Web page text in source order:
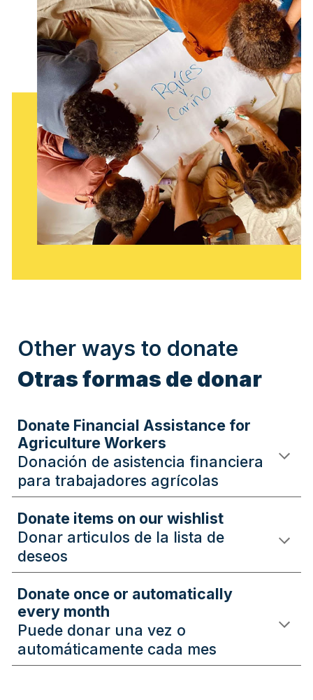
Other ways to donate
Otras formas de donar
Donate Financial Assistance for
Agriculture Workers
Donación de asistencia financiera
para trabajadores agrícolas
Donate items on our wishlist
Donar articulos de la lista de
deseos
Donate once or automatically
every month
Puede donar una vez o
automáticamente cada mes